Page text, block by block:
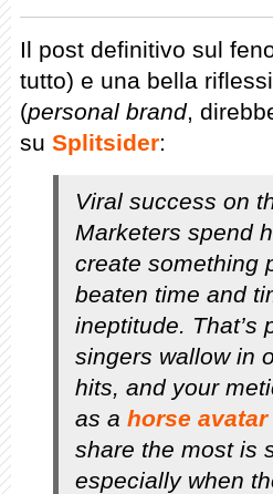
Il post definitivo sul
tutto) e una bella
(personal brand,
su Splitsider:
Viral success on
Marketers spend
create something
beaten time and
ineptitude.
singers wallow in
hits, and your
as a horse
share the most is
especially when